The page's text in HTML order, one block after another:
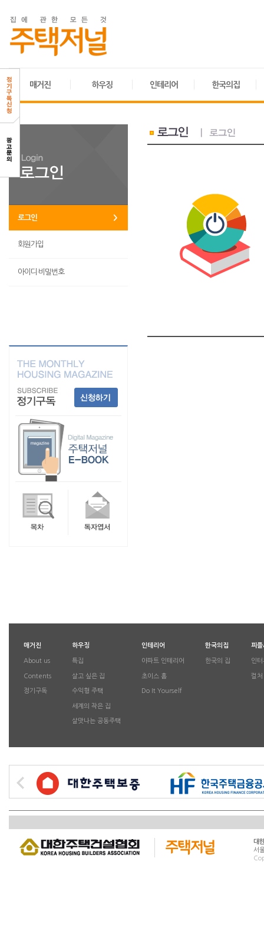
매거진 하우징 인테리어 한국의집
로그인
회원가입
아이디·비밀번호
매거진
About us
Contents
정기구독
하우징
특집
살고 싶은 집
수익형 주택
세계의 작은 집
살맛나는 공동주택
인테리어
아파트 인테리어
초이스 홈
Do It Yourself
한국의집
한국의 집
피
인터
컬처
대
서